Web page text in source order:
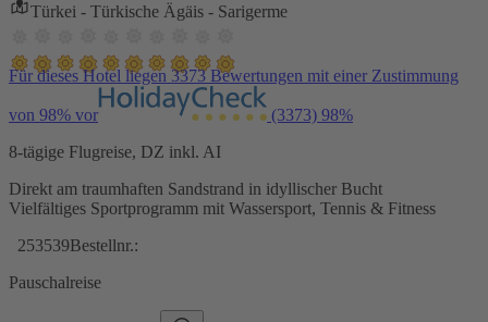
Türkei - Türkische Ägäis - Sarigerme
Für dieses Hotel liegen 3373 Bewertungen mit einer Zustimmung
von 98% vor (3373) 98%
8-tägige Flugreise, DZ inkl. AI
Direkt am traumhaften Sandstrand in idyllischer Bucht
Vielfältiges Sportprogramm mit Wassersport, Tennis & Fitness
253539Bestellnr.:
Pauschalreise